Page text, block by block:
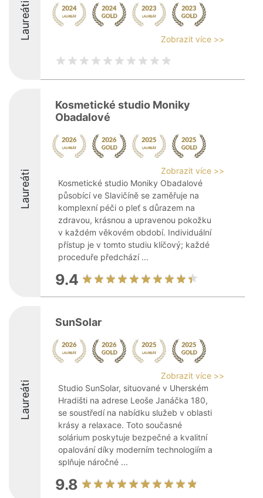
Laureáti Zobrazit více >>
Laureáti
Kosmetické studio Moniky
Obadalové
Zobrazit více >>
Kosmetické studio Moniky Obadalové
působící ve Slavičíně se zaměřuje na
komplexní péči o pleť s důrazem na
zdravou, krásnou a upravenou pokožku
v každém věkovém období. Individuální
přístup je v tomto studiu klíčový; každé
proceduře předchází ...
9.4
Laureáti
SunSolar
Zobrazit více >>
Studio SunSolar, situované v Uherském
Hradišti na adrese Leoše Janáčka 180,
se soustředí na nabídku služeb v oblasti
krásy a relaxace. Toto současné
solárium poskytuje bezpečné a kvalitní
opalování díky moderním technologiím a
splňuje náročné ...
9.8